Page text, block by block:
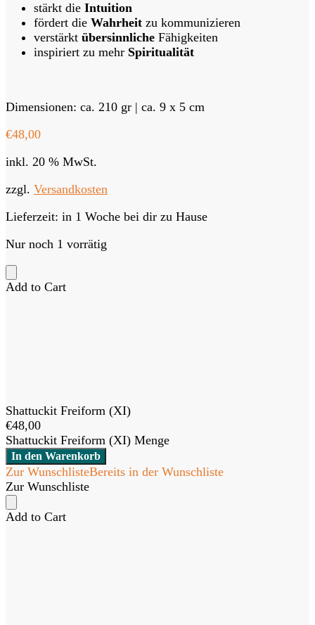
stärkt die Intuition
fördert die Wahrheit zu kommunizieren
verstärkt übersinnliche Fähigkeiten
inspiriert zu mehr Spiritualität
Dimensionen: ca. 210 gr | ca. 9 x 5 cm
€48,00
inkl. 20 % MwSt.
zzgl. Versandkosten
Lieferzeit: in 1 Woche bei dir zu Hause
Nur noch 1 vorrätig
Add to Cart
Shattuckit Freiform (XI)
€48,00
Shattuckit Freiform (XI) Menge
In den Warenkorb
Zur WunschlisteBereits in der Wunschliste
Zur Wunschliste
Add to Cart